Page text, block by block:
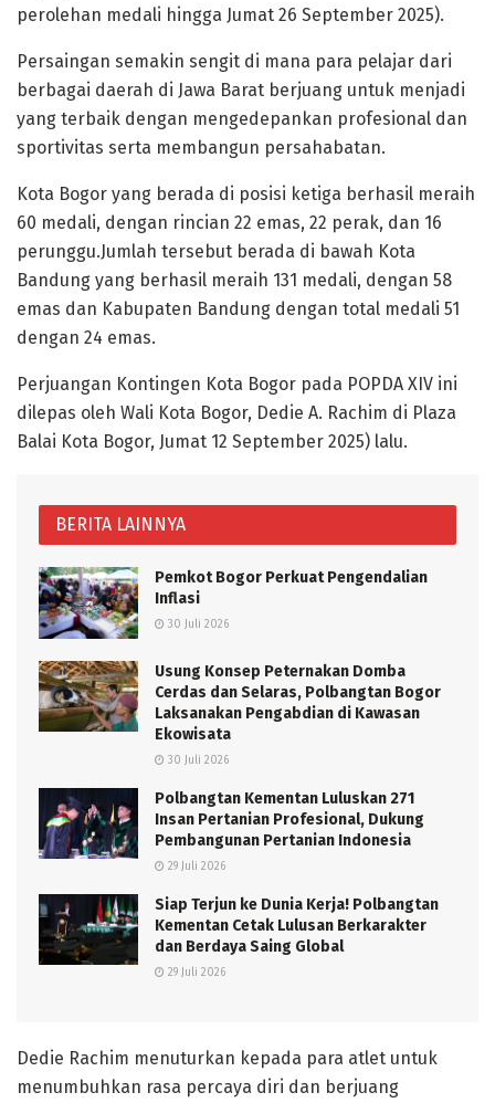
perolehan medali hingga Jumat 26 September 2025).
Persaingan semakin sengit di mana para pelajar dari
berbagai daerah di Jawa Barat berjuang untuk menjadi
yang terbaik dengan mengedepankan profesional dan
sportivitas serta membangun persahabatan.
Kota Bogor yang berada di posisi ketiga berhasil meraih
60 medali, dengan rincian 22 emas, 22 perak, dan 16
perunggu.Jumlah tersebut berada di bawah Kota
Bandung yang berhasil meraih 131 medali, dengan 58
emas dan Kabupaten Bandung dengan total medali 51
dengan 24 emas.
Perjuangan Kontingen Kota Bogor pada POPDA XIV ini
dilepas oleh Wali Kota Bogor, Dedie A. Rachim di Plaza
Balai Kota Bogor, Jumat 12 September 2025) lalu.
BERITA LAINNYA
Pemkot Bogor Perkuat Pengendalian
Inflasi
30 Juli 2026
Usung Konsep Peternakan Domba
Cerdas dan Selaras, Polbangtan Bogor
Laksanakan Pengabdian di Kawasan
Ekowisata
30 Juli 2026
Polbangtan Kementan Luluskan 271
Insan Pertanian Profesional, Dukung
Pembangunan Pertanian Indonesia
29 Juli 2026
Siap Terjun ke Dunia Kerja! Polbangtan
Kementan Cetak Lulusan Berkarakter
dan Berdaya Saing Global
29 Juli 2026
Dedie Rachim menuturkan kepada para atlet untuk
menumbuhkan rasa percaya diri dan berjuang